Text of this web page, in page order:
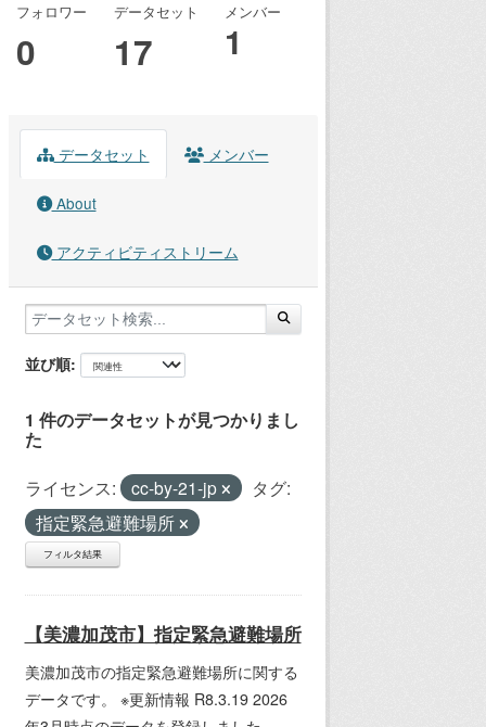
フォロワー
0
データセット
17
メンバー
1
データセット メンバー
About
アクティビティストリーム
並び順
1 件のデータセットが見つかりまし
た
ライセンス: cc-by-21-jp
タグ:
指定緊急避難場所
フィルタ結果
【美濃加茂市】指定緊急避難場所
美濃加茂市の指定緊急避難場所に関する
データです。 ※更新情報 R8.3.19 2026